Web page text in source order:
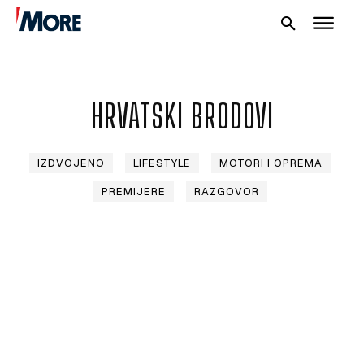
HRVATSKI BRODOVI
IZDVOJENO LIFESTYLE MOTORI I OPREMA
PREMIJERE RAZGOVOR